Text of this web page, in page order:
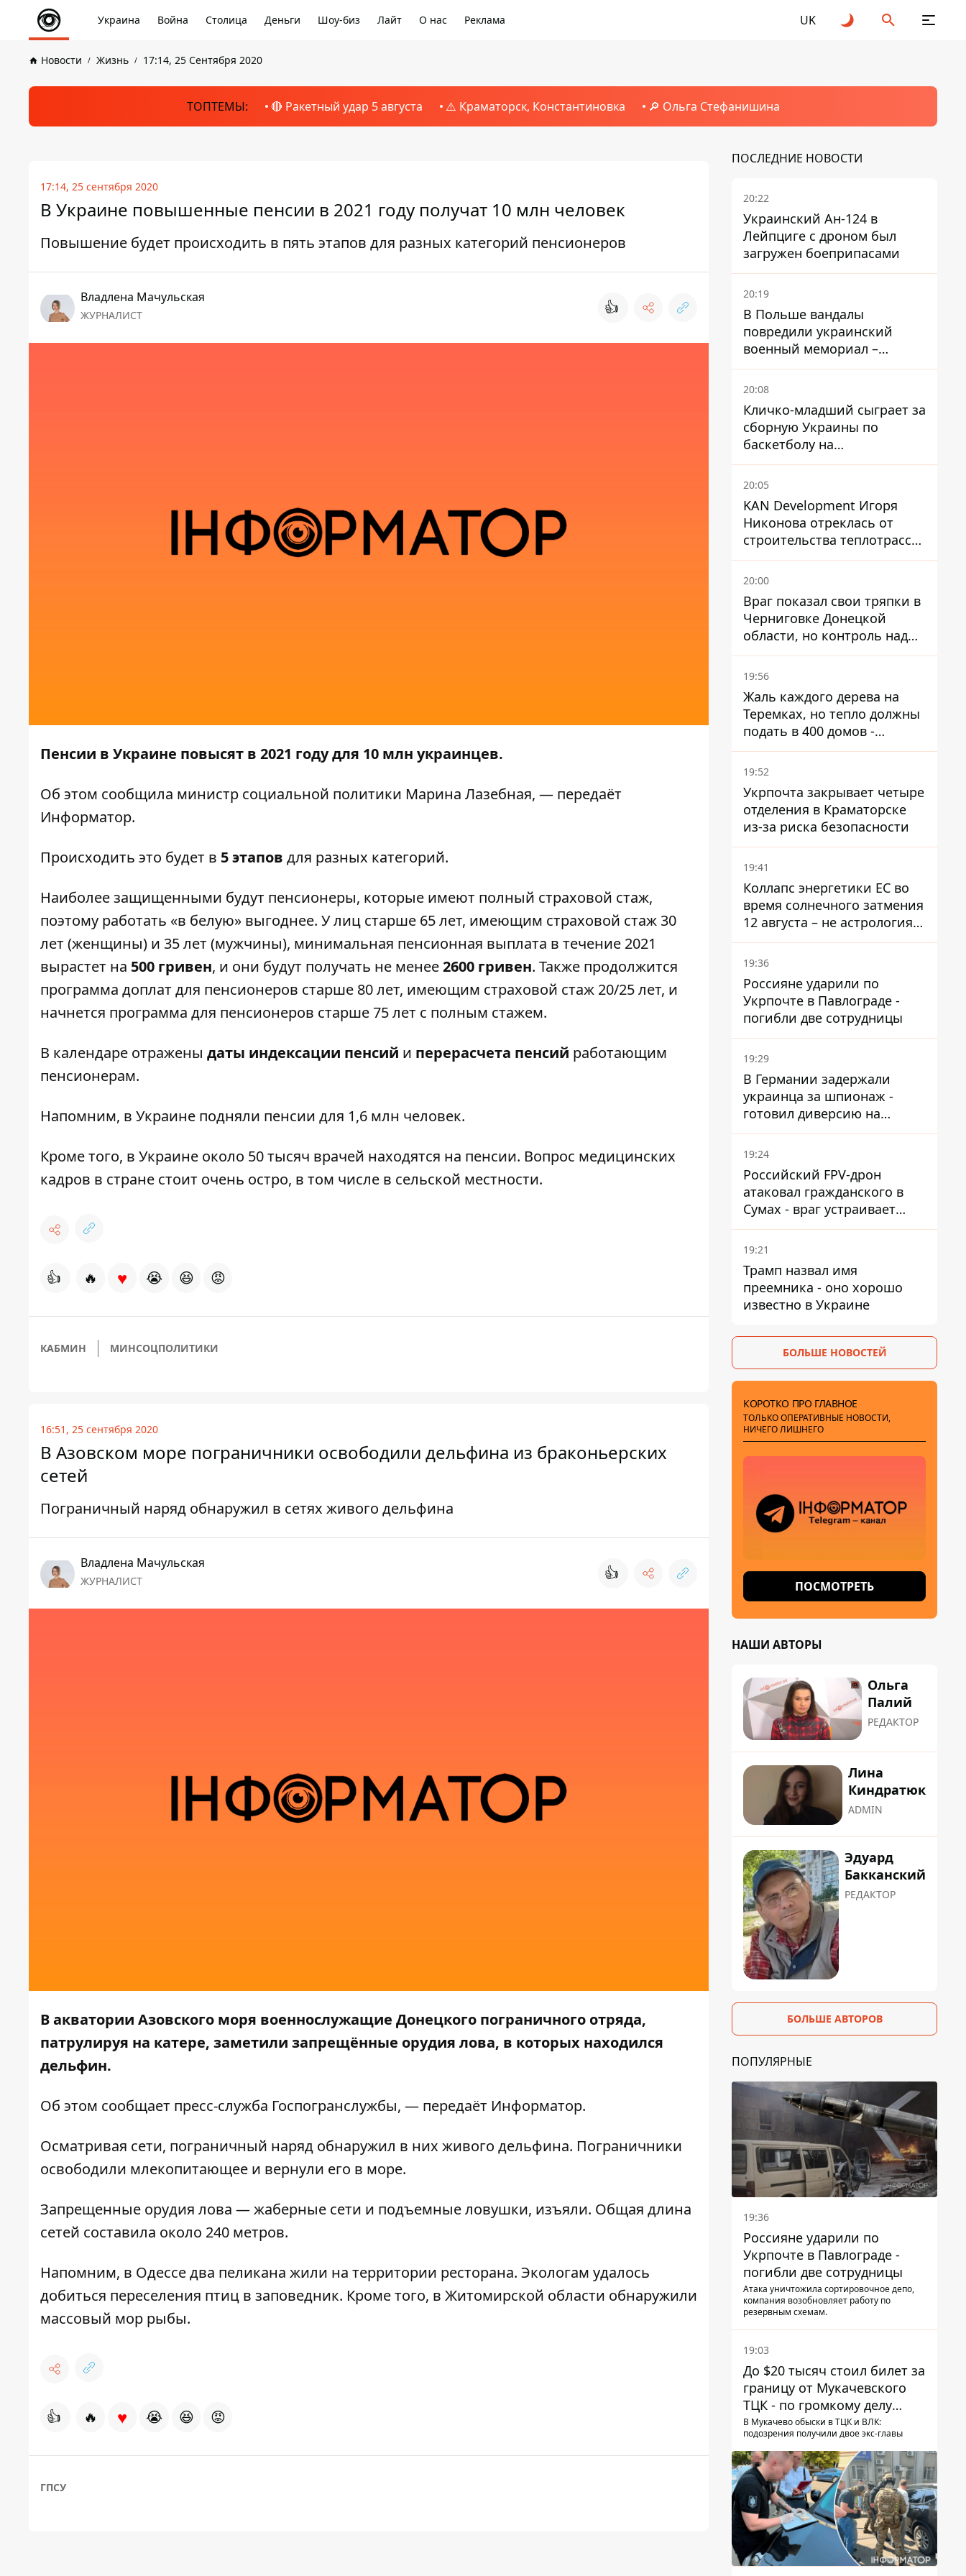
Украина Война Столица Деньги Шоу-биз Лайт О нас Реклама UK
Новости Жизнь 17:14, 25 Сентября 2020
ТОПТЕМЫ: 🔴 Ракетный удар 5 августа ⚠️ Краматорск, Константиновка 🔎 Ольга Стефанишина
17:14, 25 сентября 2020
В Украине повышенные пенсии в 2021 году получат 10 млн человек
Повышение будет происходить в пять этапов для разных категорий пенсионеров
Владлена Мачульская
ЖУРНАЛИСТ 👍
Пенсии в Украине повысят в 2021 году для 10 млн украинцев.
Об этом сообщила министр социальной политики Марина Лазебная, — передаёт
Информатор.
Происходить это будет в 5 этапов для разных категорий.
Наиболее защищенными будут пенсионеры, которые имеют полный страховой стаж,
поэтому работать «в белую» выгоднее. У лиц старше 65 лет, имеющим страховой стаж 30
лет (женщины) и 35 лет (мужчины), минимальная пенсионная выплата в течение 2021
вырастет на 500 гривен, и они будут получать не менее2600 гривен. Также продолжится
программа доплат для пенсионеров старше 80 лет, имеющим страховой стаж 20/25 лет, и
начнется программа для пенсионеров старше 75 лет с полным стажем.
В календаре отражены даты индексации пенсий и перерасчета пенсий работающим
пенсионерам.
Напомним, в Украине подняли пенсии для 1,6 млн человек.
Кроме того, в Украине около 50 тысяч врачей находятся на пенсии. Вопрос медицинских
кадров в стране стоит очень остро, в том числе в сельской местности.
👍 🔥 ♥ 😭 😆 😡
КАБМИН МИНСОЦПОЛИТИКИ
16:51, 25 сентября 2020
В Азовском море пограничники освободили дельфина из браконьерских
сетей
Пограничный наряд обнаружил в сетях живого дельфина
Владлена Мачульская
ЖУРНАЛИСТ 👍
В акватории Азовского моря военнослужащие Донецкого пограничного отряда,
патрулируя на катере, заметили запрещённые орудия лова, в которых находился
дельфин.
Об этом сообщает пресс-служба Госпогранслужбы, — передаёт Информатор.
Осматривая сети, пограничный наряд обнаружил в них живого дельфина. Пограничники
освободили млекопитающее и вернули его в море.
Запрещенные орудия лова — жаберные сети и подъемные ловушки, изъяли. Общая длина
сетей составила около 240 метров.
Напомним, в Одессе два пеликана жили на территории ресторана. Экологам удалось
добиться переселения птиц в заповедник. Кроме того, в Житомирской области обнаружили
массовый мор рыбы.
👍 🔥 ♥ 😭 😆 😡
ГПСУ
ПОСЛЕДНИЕ НОВОСТИ
20:22
Украинский Ан-124 в
Лейпциге с дроном был
загружен боеприпасами
20:19
В Польше вандалы
повредили украинский
военный мемориал –
посольство отреагировало
20:08
Кличко-младший сыграет за
сборную Украины по
баскетболу на
квалификации ЧМ-2027
20:05
KAN Development Игоря
Никонова отреклась от
строительства теплотрассы
на Теремках
20:00
Враг показал свои тряпки в
Черниговке Донецкой
области, но контроль над
поселком не подтвержден
19:56
Жаль каждого дерева на
Теремках, но тепло должны
подать в 400 домов -
депутат Киевсовета
19:52
Укрпочта закрывает четыре
отделения в Краматорске
из-за риска безопасности
19:41
Коллапс энергетики ЕС во
время солнечного затмения
12 августа – не астрология,
в Брюсселе готовятся к
экстренным мероприятиям
19:36
Россияне ударили по
Укрпочте в Павлограде -
погибли две сотрудницы
19:29
В Германии задержали
украинца за шпионаж -
готовил диверсию на
военном предприятии
19:24
Российский FPV-дрон
атаковал гражданского в
Сумах - враг устраивает
охоту на людей в городах
19:21
Трамп назвал имя
преемника - оно хорошо
известно в Украине
БОЛЬШЕ НОВОСТЕЙ
КОРОТКО ПРО ГЛАВНОЕ
ТОЛЬКО ОПЕРАТИВНЫЕ НОВОСТИ,
НИЧЕГО ЛИШНЕГО
ПОСМОТРЕТЬ
НАШИ АВТОРЫ
Ольга
Палий
РЕДАКТОР
Лина
Киндратюк
ADMIN
Эдуард
Бакканский
РЕДАКТОР
БОЛЬШЕ АВТОРОВ
ПОПУЛЯРНЫЕ
19:36
Россияне ударили по
Укрпочте в Павлограде -
погибли две сотрудницы
Атака уничтожила сортировочное депо,
компания возобновляет работу по
резервным схемам.
19:03
До $20 тысяч стоил билет за
границу от Мукачевского
ТЦК - по громкому делу
первые подозрения
получили двое бывших
руководителей
В Мукачево обыски в ТЦК и ВЛК:
подозрения получили двое экс-главы